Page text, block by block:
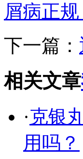
屑病正规
下一篇：
相关文章
·克银
用吗？